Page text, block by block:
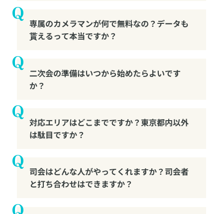
専属のカメラマンが何で無料なの？データも
貰えるって本当ですか？
二次会の準備はいつから始めたらよいです
か？
対応エリアはどこまでですか？東京都内以外
は駄目ですか？
司会はどんな人がやってくれますか？司会者
と打ち合わせはできますか？